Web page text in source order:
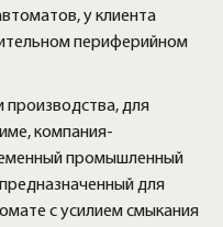
у клиента
периферийном
производства, для
компания-
промышленный
для
с усилием смыкания